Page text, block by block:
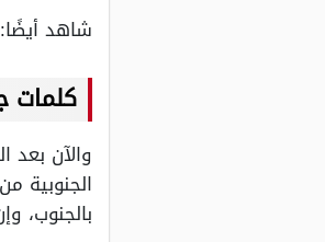
شاهد أيضًا:
كلمات
والآن بعد
الجنوبية
بالجنوب،